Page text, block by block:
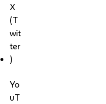
X
(T
wit
ter
)
Yo
uT